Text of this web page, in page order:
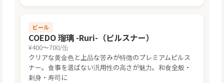
ビール
COEDO 瑠璃 -Ruri-（ピルスナー）
¥400〜700/缶
クリアな黄金色と上品な苦みが特徴のプレミアムピルス
ナー。食事を選ばない汎用性の高さが魅力。和食全般・
刺身・寿司に